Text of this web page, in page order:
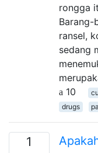
rongga
Barang-
ransel,
sedang
10
drugs
1